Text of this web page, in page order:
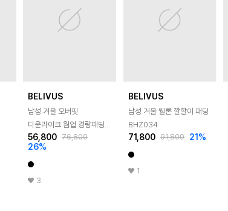
BELIVUS
남성 겨울 오버핏
다운라이크 웜업 경량패딩
BHZ031
56,800 76,800
26%
3
BELIVUS
남성 겨울 웰론 깔깔이 패딩
BHZ034
71,800 91,800 21 %
1